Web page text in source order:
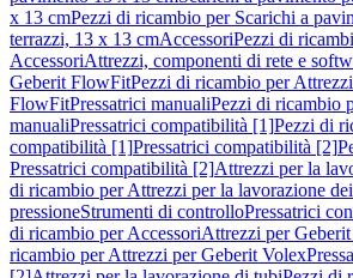
x 13 cmPezzi di ricambio per Scarichi a
terrazzi, 13 x 13 cmAccessoriPezzi di
AccessoriAttrezzi, componenti di rete e
Geberit FlowFitPezzi di ricambio per
FlowFitPressatrici manualiPezzi di ricambio
manualiPressatrici compatibilità [1]Pezzi di
compatibilità [1]Pressatrici compatibilità [2]
Pressatrici compatibilità [2]Attrezzi per la
di ricambio per Attrezzi per la lavorazione
pressioneStrumenti di controlloPressatrici
di ricambio per AccessoriAttrezzi per
ricambio per Attrezzi per Geberit Volex